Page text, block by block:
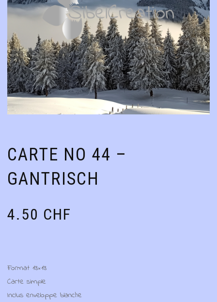
CARTE NO 44 –
GANTRISCH
4.50 CHF
Format 13×13
Carte simple
Inclus enveloppe blanche